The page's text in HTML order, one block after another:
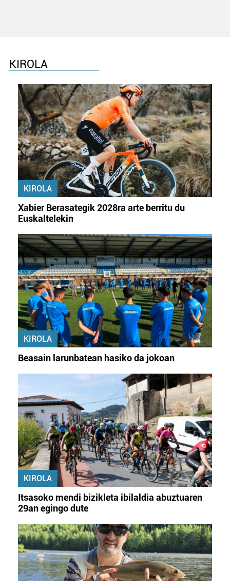
KIROLA
KIROLA
Xabier Berasategik 2028ra arte berritu du
Euskaltelekin
KIROLA
Beasain larunbatean hasiko da jokoan
KIROLA
Itsasoko mendi bizikleta ibilaldia abuztuaren
29an egingo dute